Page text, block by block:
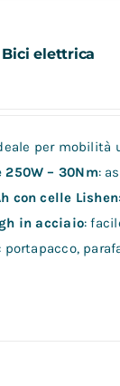
Bici elettrica
per mobilità
– 30Nm:
con celle Lishen
in acciaio:
: portapacco,